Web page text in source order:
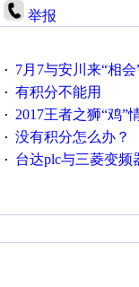
举报
· 7月7与安川来“相会
· 有积分不能用
· 2017王者之狮“鸡”情签到帖！及
· 没有积分怎么办？
· 台达plc与三菱变频